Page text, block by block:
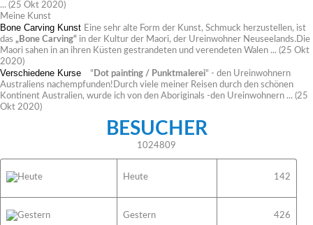
... (25 Okt 2020)
Meine Kunst
Bone Carving Kunst Eine sehr alte Form der Kunst, Schmuck herzustellen, ist
das „Bone Carving“ in der Kultur der Maori, der Ureinwohner Neuseelands.Die
Maori sahen in an ihren Küsten gestrandeten und verendeten Walen ... (25 Okt
2020)
Verschiedene Kurse " Dot painting / Punktmalerei" - den Ureinwohnern
Australiens nachempfunden!Durch viele meiner Reisen durch den schönen
Kontinent Australien, wurde ich von den Aboriginals -den Ureinwohnern ... (25
Okt 2020)
BESUCHER
1024809
Heute 142
Gestern 426